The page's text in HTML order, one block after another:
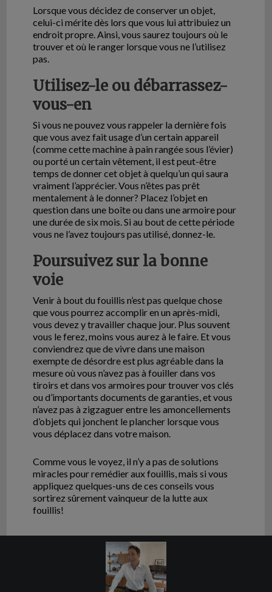
Lorsque vous décidez de conserver un objet,
celui-ci mérite dès lors que vous lui attribuiez un
endroit propre. Ainsi, vous saurez toujours où le
trouver et où le ranger lorsque vous ne l’utilisez
pas.
Utilisez-le ou débarrassez-
vous-en
Si vous ne pouvez vous rappeler la dernière fois
que vous avez fait usage d’un certain appareil
(comme cette machine à pain rangée sous l’évier)
ou porté un certain vêtement, il est peut-être
temps de donner cet objet à quelqu’un qui saura
vraiment l’apprécier. Vous n’êtes pas prêt
mentalement à le donner? Placez l’objet en
question dans une boîte ou dans une armoire pour
une durée de six mois. Si au bout de cette période
vous ne l’avez toujours pas utilisé, donnez-le.
Poursuivez sur la bonne
voie
Venir à bout du fouillis n’est pas quelque chose
que vous pourrez accomplir en un après-midi,
vous devez y travailler chaque jour. Plus souvent
vous le ferez, moins vous aurez à le faire. Et vous
conviendrez que de vivre dans une maison
exempte de désordre est plus agréable dans la
mesure où vous n’avez pas à fouiller dans vos
tiroirs et dans vos armoires pour trouver vos clés
ou d’importants documents de garanties, et vous
n’avez pas à zigzaguer entre les amoncellements
d’objets qui jonchent le plancher lorsque vous
vous déplacez dans votre maison.
Comme vous le voyez, il n’y a pas de solutions
miracles pour remédier aux fouillis, mais si vous
appliquez quelques-uns de ces conseils vous
sortirez sûrement vainqueur de la lutte aux
fouillis!